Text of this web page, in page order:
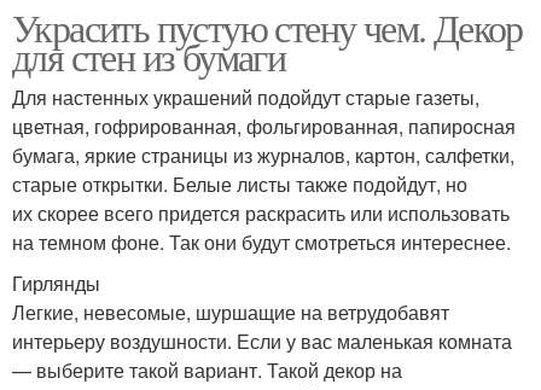
Украсить пустую стену чем. Декор
для стен из бумаги
Для настенных украшений подойдут старые газеты,
цветная, гофрированная, фольгированная, папиросная
бумага, яркие страницы из журналов, картон, салфетки,
старые открытки. Белые листы также подойдут, но
их скорее всего придется раскрасить или использовать
на темном фоне. Так они будут смотреться интереснее.
Гирлянды
Легкие, невесомые, шуршащие на ветрудобавят
интерьеру воздушности. Если у вас маленькая комната
— выберите такой вариант. Такой декор на